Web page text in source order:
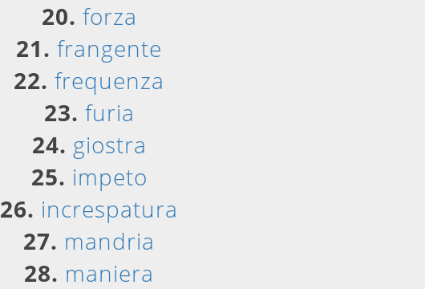
20. forza
21. frangente
22. frequenza
23. furia
24. giostra
25. impeto
26. increspatura
27. mandria
28. maniera